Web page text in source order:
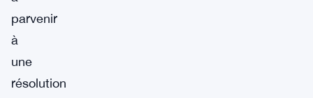
parvenir
à
une
résolution